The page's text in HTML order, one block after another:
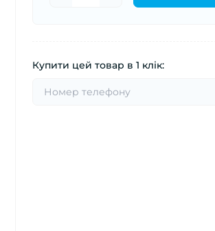
Купити цей товар в 1 клік: